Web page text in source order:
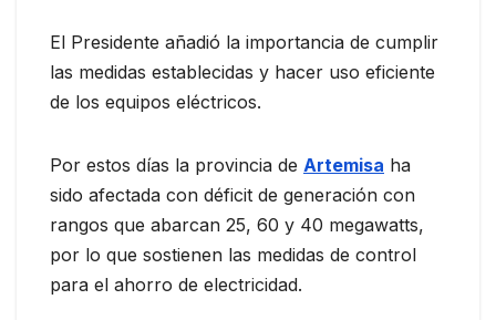
El Presidente añadió la importancia de cumplir
las medidas establecidas y hacer uso eficiente
de los equipos eléctricos.
Por estos días la provincia de Artemisa ha
sido afectada con déficit de generación con
rangos que abarcan 25, 60 y 40 megawatts,
por lo que sostienen las medidas de control
para el ahorro de electricidad.